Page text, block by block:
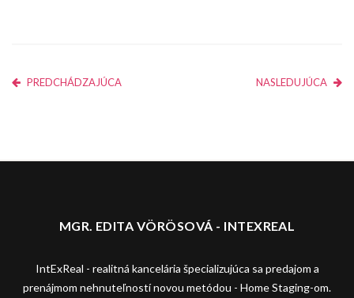
PREDCHÁDZAJÚCA NASLEDUJÚCA
MGR. EDITA VÖRÖSOVÁ - INTEXREAL
IntExReal - realitná kancelária špecializujúca sa predajom a
prenájmom nehnuteľností novou metódou - Home Staging-om.